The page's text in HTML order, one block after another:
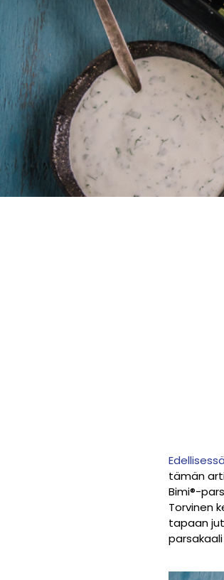
tämän
Bimi®-
Torvinen
tapaan